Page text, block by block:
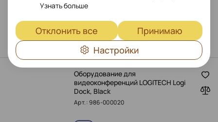
549
€
Хочу купить
Оборудование для
видеоконференций LOGITECH Logi
Dock, Black
Арт.: 986-000020
Узнать больше
Отклонить все
Принимаю
Настройки